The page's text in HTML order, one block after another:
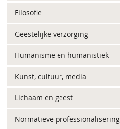
Filosofie
Geestelijke verzorging
Humanisme en humanistiek
Kunst, cultuur, media
Lichaam en geest
Normatieve professionalisering